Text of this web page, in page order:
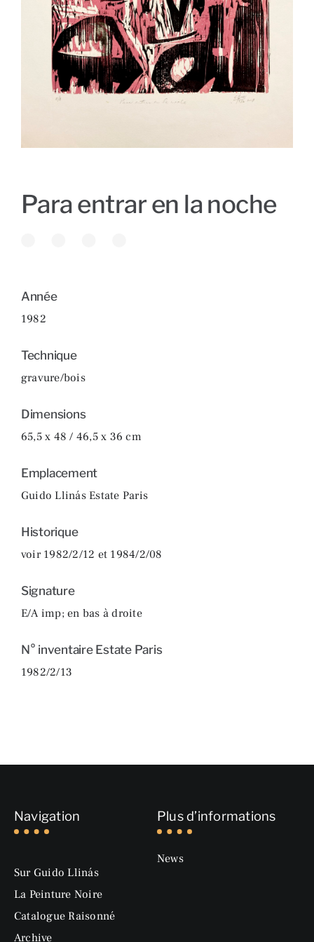
Para entrar en la noche
Année
1982
Technique
gravure/bois
Dimensions
65,5 x 48 / 46,5 x 36 cm
Emplacement
Guido Llinás Estate Paris
Historique
voir 1982/2/12 et 1984/2/08
Signature
E/A imp; en bas à droite
N° inventaire Estate Paris
1982/2/13
Navigation
Sur Guido Llinás
La Peinture Noire
Catalogue Raisonné
Archive
Plus d’informations
News